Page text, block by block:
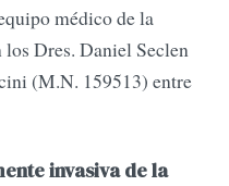
médico de la
Dres. Daniel Seclen
(M.N. 159513) entre
invasiva de la